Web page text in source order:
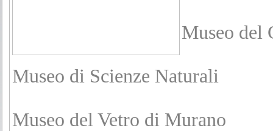
Museo del
Museo di Scienze Naturali
Museo del Vetro di Murano